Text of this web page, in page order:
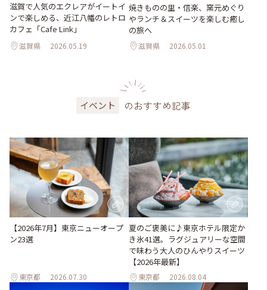
滋賀で人気のエクレアがイートイ
ンで楽しめる、近江八幡のレトロ
カフェ「Cafe Link」
滋賀県 2026.05.19
焼きものの里・信楽、窯元めぐり
やランチ＆スイーツを楽しむ癒し
の旅へ
滋賀県 2026.05.01
イベント のおすすめ記事
【2026年7月】東京ニューオープ
ン23選
東京都 2026.07.30
夏のご褒美に♪東京ホテル限定か
き氷41選。ラグジュアリーな空間
で味わう大人のひんやりスイーツ
【2026年最新】
東京都 2026.08.04